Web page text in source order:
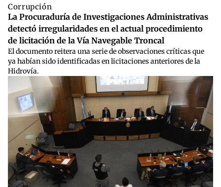
Corrupción
La Procuraduría de Investigaciones Administrativas
detectó irregularidades en el actual procedimiento
de licitación de la Vía Navegable Troncal
El documento reitera una serie de observaciones críticas que
ya habían sido identificadas en licitaciones anteriores de la
Hidrovía.